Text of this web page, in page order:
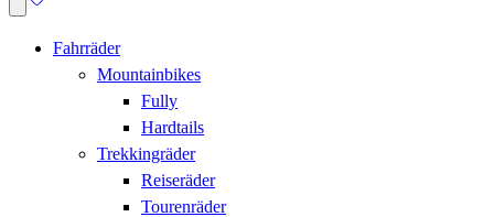
Fahrräder
Mountainbikes
Fully
Hardtails
Trekkingräder
Reiseräder
Tourenräder